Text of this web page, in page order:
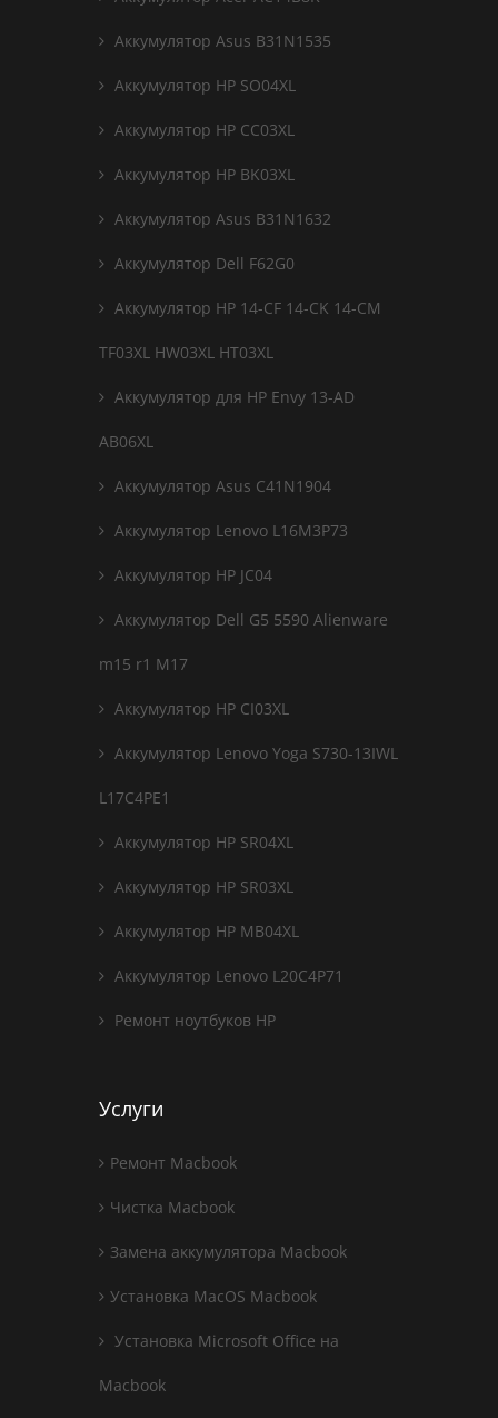
Аккумулятор Asus B31N1535
Аккумулятор HP SO04XL
Аккумулятор HP CC03XL
Аккумулятор HP BK03XL
Аккумулятор Asus B31N1632
Аккумулятор Dell F62G0
Аккумулятор HP 14-CF 14-CK 14-CM
TF03XL HW03XL HT03XL
Аккумулятор для HP Envy 13-AD
AB06XL
Аккумулятор Asus C41N1904
Аккумулятор Lenovo L16M3P73
Аккумулятор HP JC04
Аккумулятор Dell G5 5590 Alienware
m15 r1 M17
Аккумулятор HP CI03XL
Аккумулятор Lenovo Yoga S730-13IWL
L17C4PE1
Аккумулятор HP SR04XL
Аккумулятор HP SR03XL
Аккумулятор HP MB04XL
Аккумулятор Lenovo L20C4P71
Ремонт ноутбуков HP
Услуги
Ремонт Macbook
Чистка Macbook
Замена аккумулятора Macbook
Установка MacOS Macbook
Установка Microsoft Office на
Macbook